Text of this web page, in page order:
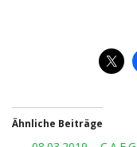
Ähnliche Beiträge